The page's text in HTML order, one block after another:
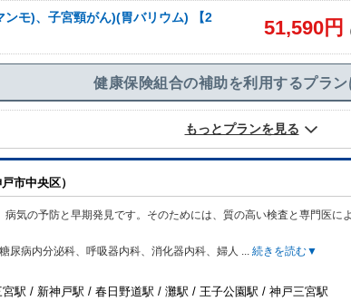
モ)、子宮頸がん)(胃バリウム) 【2
51,590円
健康保険組合の補助を利用するプラン
もっとプランを見る
市中央区）
気の予防と早期発見です。そのためには、質の高い検査と専門医に
尿病内分泌科、呼吸器内科、消化器内科、婦人 ... 続きを読む▼
駅 / 新神戸駅 / 春日野道駅 / 灘駅 / 王子公園駅 / 神戸三宮駅